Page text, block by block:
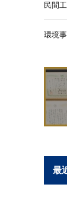
民間
環境事
最